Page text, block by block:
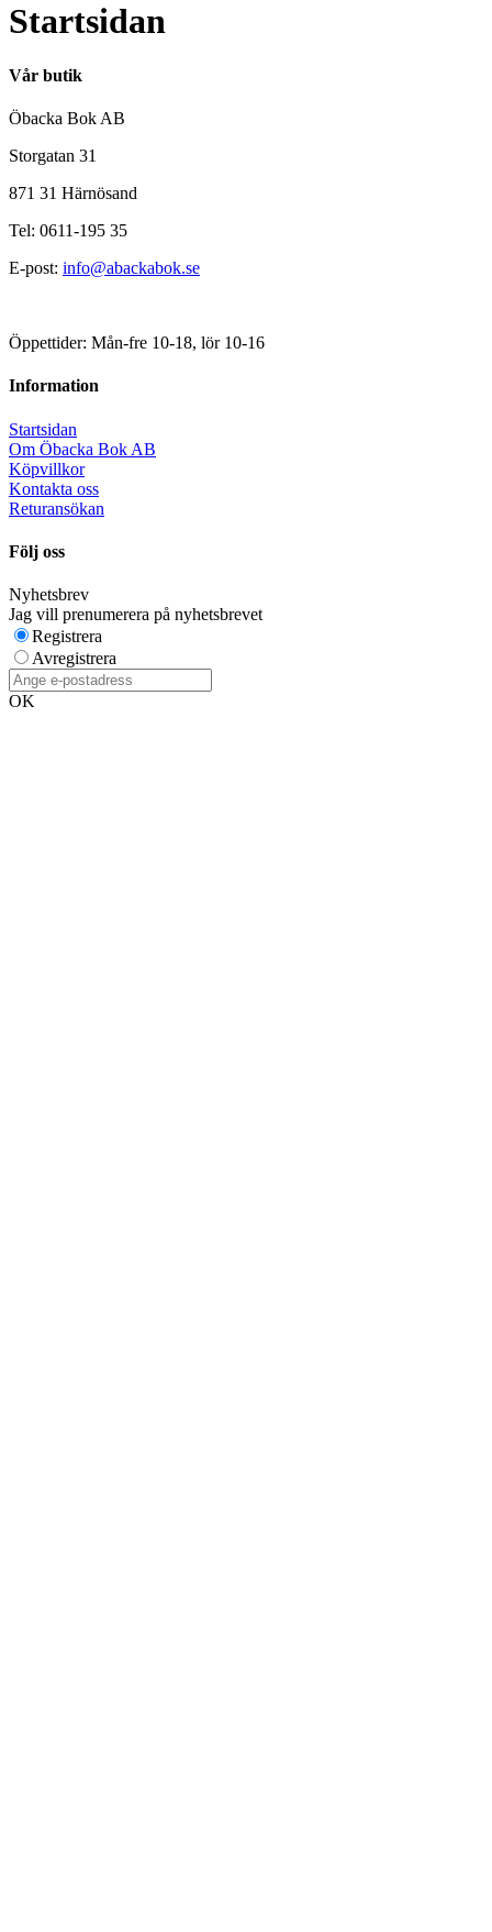
Startsidan
Vår butik
Öbacka Bok AB
Storgatan 31
871 31 Härnösand
Tel: 0611-195 35
E-post: info@abackabok.se
Öppettider: Mån-fre 10-18, lör 10-16
Information
Startsidan
Om Öbacka Bok AB
Köpvillkor
Kontakta oss
Returansökan
Följ oss
Nyhetsbrev
Jag vill prenumerera på nyhetsbrevet
Registrera
Avregistrera
OK